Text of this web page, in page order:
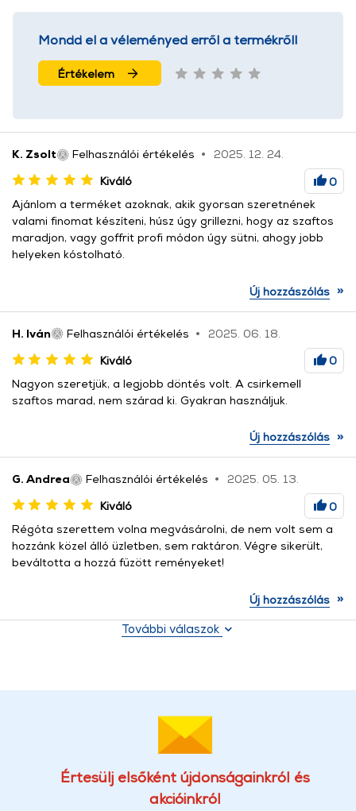
Mondd el a véleményed erről a termékről!
Értékelem
K. Zsolt Felhasználói értékelés
2025. 12. 24.
Kiváló
0
Ajánlom a terméket azoknak, akik gyorsan szeretnének
valami finomat készíteni, húsz úgy grillezni, hogy az szaftos
maradjon, vagy goffrit profi módon úgy sütni, ahogy jobb
helyeken kóstolható.
Új hozzászólás »
H. Iván Felhasználói értékelés
2025. 06. 18.
Kiváló
0
Nagyon szeretjük, a legjobb döntés volt. A csirkemell
szaftos marad, nem szárad ki. Gyakran használjuk.
Új hozzászólás »
G. Andrea Felhasználói értékelés
2025. 05. 13.
Kiváló
0
Régóta szerettem volna megvásárolni, de nem volt sem a
hozzánk közel álló üzletben, sem raktáron. Végre sikerült,
beváltotta a hozzá fűzött reményeket!
Új hozzászólás »
További válaszok
Értesülj elsőként újdonságainkról és
akcióinkról